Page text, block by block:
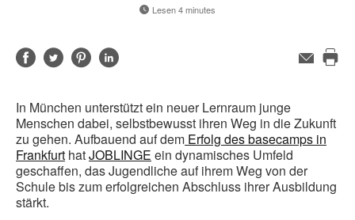
Lesen 4 minutes
AufAufAufAuf
E-
In München unterstützt ein neuer Lernraum junge
Menschen dabei, selbstbewusst ihren Weg in die Zukunft
zu gehen. Aufbauend auf dem Erfolg des basecamps in
Frankfurt hatJOBLINGE ein dynamisches Umfeld
geschaffen, das Jugendliche auf ihrem Weg von der
Schule bis zum erfolgreichen Abschluss ihrer Ausbildung
stärkt.